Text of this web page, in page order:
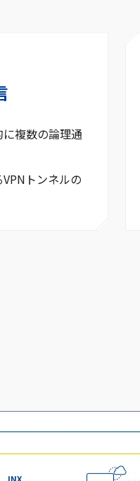
複数の論理通
トンネルの